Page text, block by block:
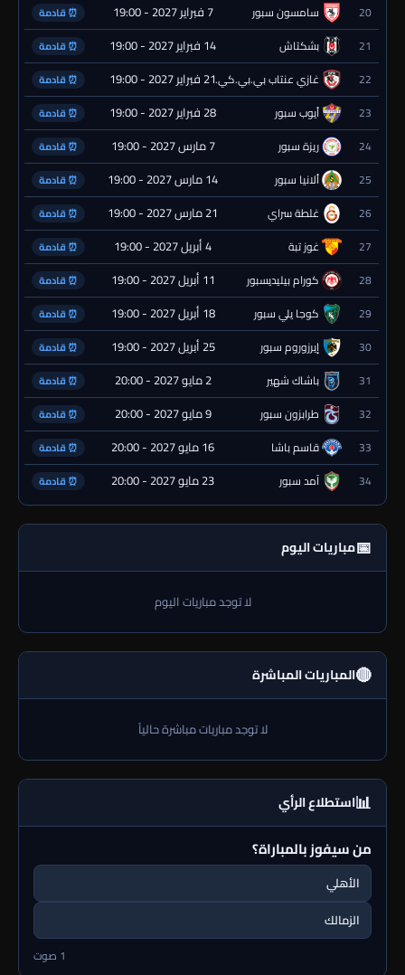
20 سامسون سبور 7 فبراير 2027 - 19:00 ⏰ قادمة
21 بشكتاش 14 فبراير 2027 - 19:00 ⏰ قادمة
22 غازي عنتاب بي.بي.كي.21 فبراير 2027 - 19:00 ⏰ قادمة
23 أيوب سبور 28 فبراير 2027 - 19:00 ⏰ قادمة
24 ريزة سبور 7 مارس 2027 - 19:00 ⏰ قادمة
25 ألانيا سبور 14 مارس 2027 - 19:00 ⏰ قادمة
26 غلطة سراي 21 مارس 2027 - 19:00 ⏰ قادمة
27 غوز تبة 4 أبريل 2027 - 19:00 ⏰ قادمة
28 كورام بيليديسبور 11 أبريل 2027 - 19:00 ⏰ قادمة
29 كوجا يلي سبور 18 أبريل 2027 - 19:00 ⏰ قادمة
30 إيرزوروم سبور 25 أبريل 2027 - 19:00 ⏰ قادمة
31 باشاك شهير 2 مايو 2027 - 20:00 ⏰ قادمة
32 طرابزون سبور 9 مايو 2027 - 20:00 ⏰ قادمة
33 قاسم باشا 16 مايو 2027 - 20:00 ⏰ قادمة
34 آمد سبور 23 مايو 2027 - 20:00 ⏰ قادمة
📅مباريات اليوم
لا توجد مباريات اليوم
🔴المباريات المباشرة
لا توجد مباريات مباشرة حالياً
📊استطلاع الرأي
من سيفوز بالمباراة؟
الأهلي
الزمالك
1 صوت